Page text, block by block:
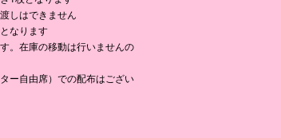
しはできません
なります
。在庫の移動は行いませんの
ー自由席）での配布はござい